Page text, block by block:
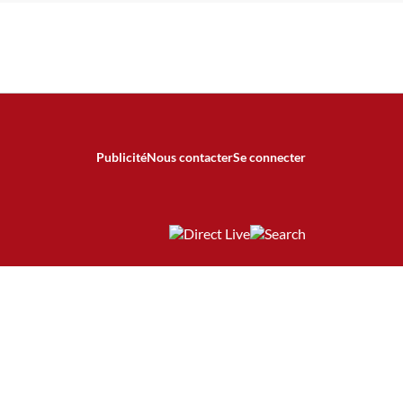
PublicitéNous contacterSe connecter